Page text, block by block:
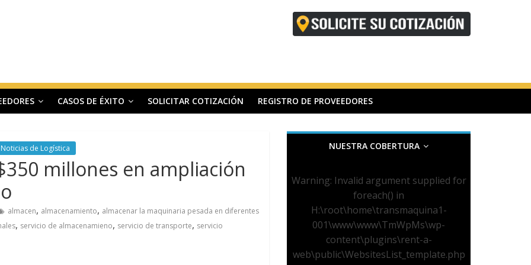
CASOS DE ÉXITO SOLICITAR COTIZACIÓN REGISTRO DE PROVEEDORES
Noticias de Logística
millones en ampliación
almacen, almacenamiento, almacenar la maquinaria pesada en diferentes
, servicio de almacenamieno, servicio de transporte, servicio
NUESTRA COBERTURA
Warning: Invalid argument supplied for
foreach() in
H:\root\home\transmaquina1-
001\www\www\TmWpMs\wp-
content\plugins\rent-a-
web\public\WebsitesList_template.php